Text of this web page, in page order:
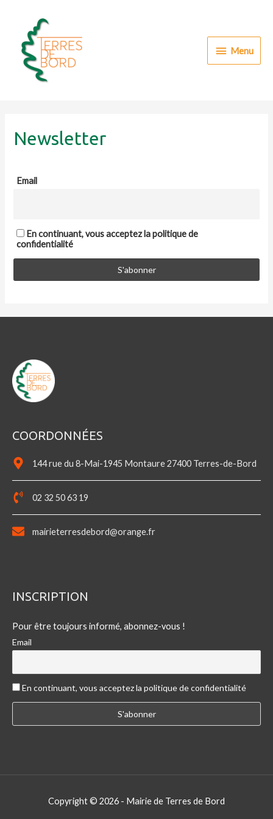
contenu
Menu
Menu
Newsletter
Email
En continuant, vous acceptez la politique de
confidentialité
COORDONNÉES
144 rue du 8-Mai-1945 Montaure 27400 Terres-de-Bord
02 32 50 63 19
mairieterresdebord@orange.fr
INSCRIPTION
Pour être toujours informé, abonnez-vous !
Email
En continuant, vous acceptez la politique de confidentialité
Copyright © 2026 - Mairie de Terres de Bord